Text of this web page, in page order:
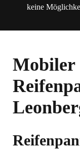
keine
Mobiler